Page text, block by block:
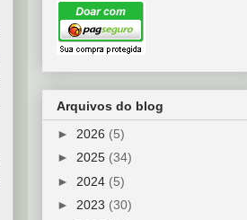
Arquivos do blog
► 2026 (5)
► 2025 (34)
► 2024 (5)
► 2023 (30)